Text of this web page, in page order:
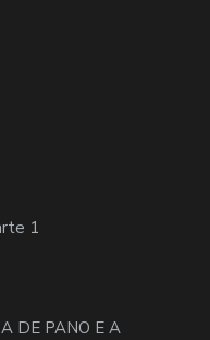
1
DE PANO E A